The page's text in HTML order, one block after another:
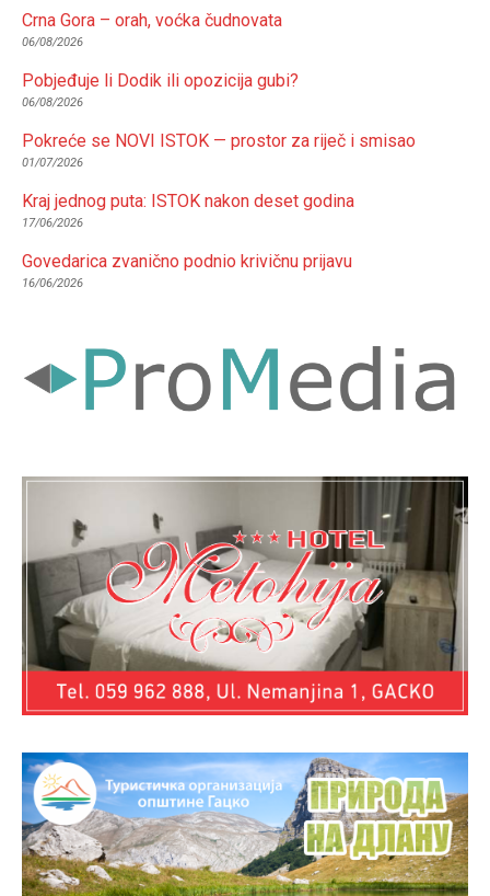
Crna Gora – orah, voćka čudnovata
06/08/2026
Pobjeđuje li Dodik ili opozicija gubi?
06/08/2026
Pokreće se NOVI ISTOK — prostor za riječ i smisao
01/07/2026
Kraj jednog puta: ISTOK nakon deset godina
17/06/2026
Govedarica zvanično podnio krivičnu prijavu
16/06/2026